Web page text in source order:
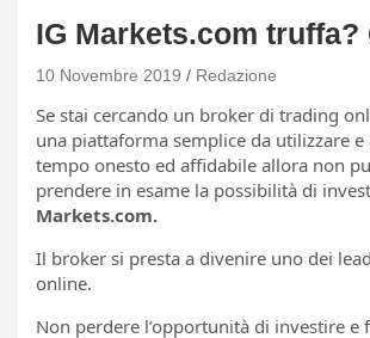
IG Markets.com truffa?
10 Novembre 2019 Redazione
Se stai cercando un broker di trading
una piattaforma semplice da utilizzare e
tempo onesto ed affidabile allora non
prendere in esame la possibilità di
Markets.com.
Il broker si presta a divenire uno dei
online.
Non perdere l’opportunità di investire e